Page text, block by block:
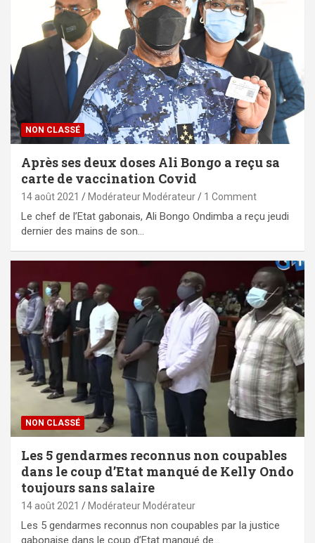
NON CLASSÉ
Après ses deux doses Ali Bongo a reçu sa
carte de vaccination Covid
14 août 2021 Modérateur Modérateur 1 Comment
Le chef de l’Etat gabonais, Ali Bongo Ondimba a reçu jeudi
dernier des mains de son…
NON CLASSÉ
Les 5 gendarmes reconnus non coupables
dans le coup d’Etat manqué de Kelly Ondo
toujours sans salaire
14 août 2021 Modérateur Modérateur
Les 5 gendarmes reconnus non coupables par la justice
gabonaise dans le coup d’Etat manqué de…